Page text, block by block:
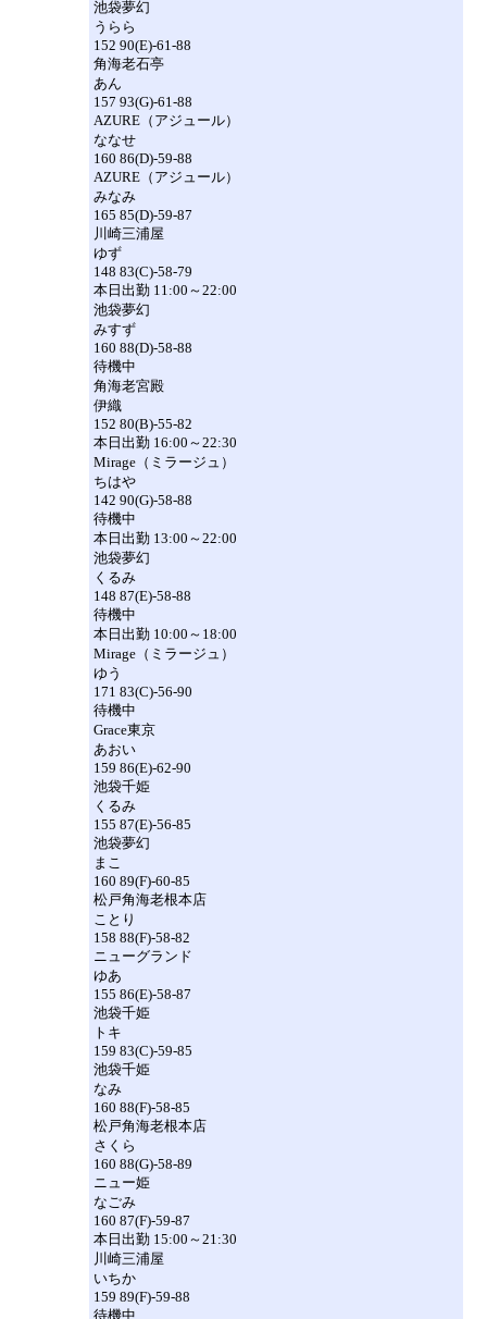
池袋夢幻
うらら
152 90(E)-61-88
角海老石亭
あん
157 93(G)-61-88
AZURE（アジュール）
ななせ
160 86(D)-59-88
AZURE（アジュール）
みなみ
165 85(D)-59-87
川崎三浦屋
ゆず
148 83(C)-58-79
本日出勤 11:00～22:00
池袋夢幻
みすず
160 88(D)-58-88
待機中
角海老宮殿
伊織
152 80(B)-55-82
本日出勤 16:00～22:30
Mirage（ミラージュ）
ちはや
142 90(G)-58-88
待機中
本日出勤 13:00～22:00
池袋夢幻
くるみ
148 87(E)-58-88
待機中
本日出勤 10:00～18:00
Mirage（ミラージュ）
ゆう
171 83(C)-56-90
待機中
Grace東京
あおい
159 86(E)-62-90
池袋千姫
くるみ
155 87(E)-56-85
池袋夢幻
まこ
160 89(F)-60-85
松戸角海老根本店
ことり
158 88(F)-58-82
ニューグランド
ゆあ
155 86(E)-58-87
池袋千姫
トキ
159 83(C)-59-85
池袋千姫
なみ
160 88(F)-58-85
松戸角海老根本店
さくら
160 88(G)-58-89
ニュー姫
なごみ
160 87(F)-59-87
本日出勤 15:00～21:30
川崎三浦屋
いちか
159 89(F)-59-88
待機中